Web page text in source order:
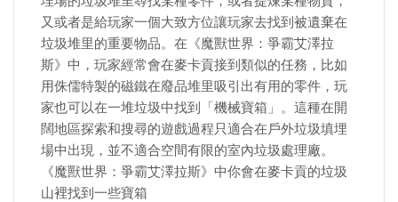
又或者是給玩家一個大致方位讓玩家去找到被遺棄在
垃圾堆里的重要物品。在《魔獸世界：爭霸艾澤拉
斯》中，玩家經常會在麥卡貢接到類似的任務，比如
用侏儒特製的磁鐵在廢品堆里吸引出有用的零件，玩
家也可以在一堆垃圾中找到「機械寶箱」。這種在開
闊地區探索和搜尋的遊戲過程只適合在戶外垃圾填埋
場中出現，並不適合空間有限的室內垃圾處理廠。
《魔獸世界：爭霸艾澤拉斯》中你會在麥卡貢的垃圾
山裡找到一些寶箱